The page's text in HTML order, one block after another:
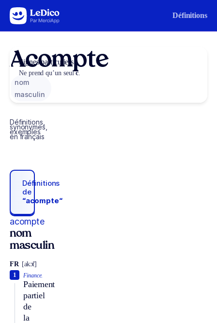
Aller au contenu Définitions
Acompte
nom
masculin
Définitions,
synonymes,
exemples
en français
Définitions
de
“acompte“
acompte
nom
masculin
FR [akɔ̃t]
Finance.
Paiement
partiel
de
la
1
Signes particuliers
Ne prend qu’un seulc.